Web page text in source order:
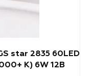
star 2835 60LED
К) 6W 12В